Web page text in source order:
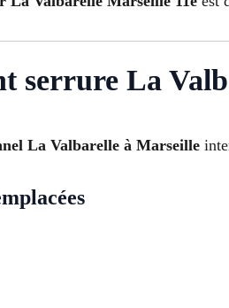
serrure La
La Valbarelle à Marseille